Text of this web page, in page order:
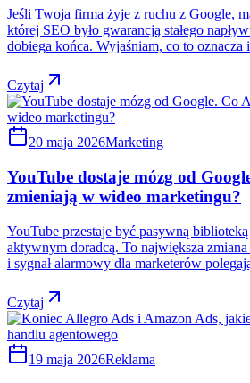
Jeśli Twoja firma żyje z ruchu z Google,
której SEO było gwarancją stałego
dobiega końca. Wyjaśniam, co to oznacza
Czytaj
20 maja 2026Marketing
YouTube dostaje mózg od
zmieniają w wideo marketingu?
YouTube przestaje być pasywną
aktywnym doradcą. To największa
i sygnał alarmowy dla marketerów
Czytaj
19 maja 2026Reklama